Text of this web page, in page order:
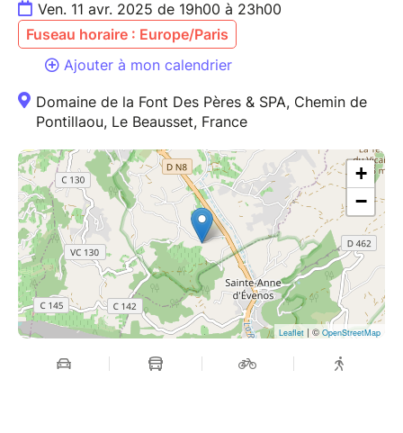
Ven. 11 avr. 2025 de 19h00 à 23h00
Fuseau horaire : Europe/Paris
Ajouter à mon calendrier
Domaine de la Font Des Pères & SPA, Chemin de
Pontillaou, Le Beausset, France
+
−
Leaflet | © OpenStreetMap